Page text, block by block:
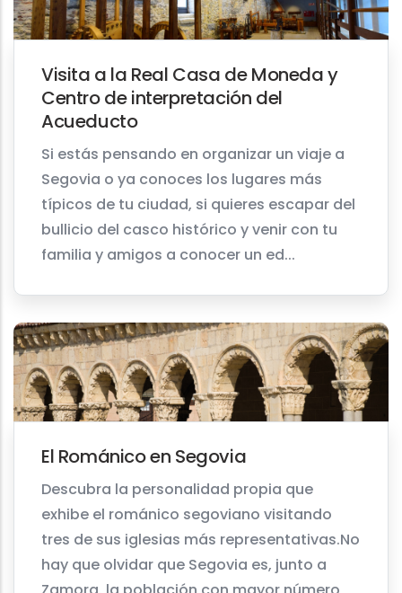
Visita a la Real Casa de Moneda y
Centro de interpretación del
Acueducto
Si estás pensando en organizar un viaje a
Segovia o ya conoces los lugares más
típicos de tu ciudad, si quieres escapar del
bullicio del casco histórico y venir con tu
familia y amigos a conocer un ed...
El Románico en Segovia
Descubra la personalidad propia que
exhibe el románico segoviano visitando
tres de sus iglesias más representativas.No
hay que olvidar que Segovia es, junto a